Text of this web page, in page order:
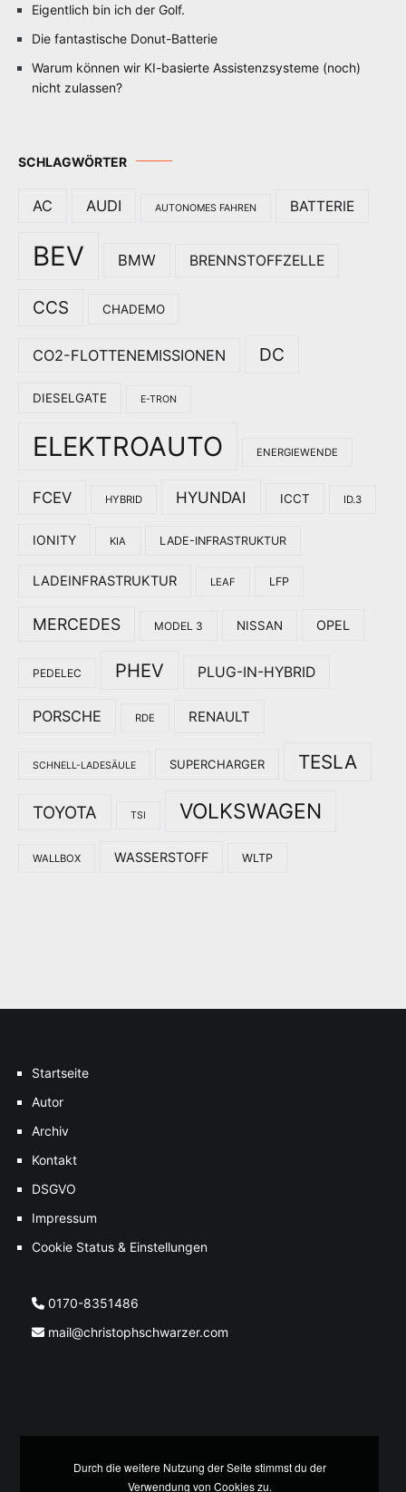
Eigentlich bin ich der Golf.
Die fantastische Donut-Batterie
Warum können wir KI-basierte Assistenzsysteme (noch)
nicht zulassen?
SCHLAGWÖRTER
AC AUDI AUTONOMES FAHREN BATTERIE
BEV BMW BRENNSTOFFZELLE
CCS CHADEMO
CO2-FLOTTENEMISSIONEN DC
DIESELGATE E-TRON
ELEKTROAUTO ENERGIEWENDE
FCEV HYBRID HYUNDAI ICCT ID.3
IONITY KIA LADE-INFRASTRUKTUR
LADEINFRASTRUKTUR LEAF LFP
MERCEDES MODEL 3 NISSAN OPEL
PEDELEC PHEV PLUG-IN-HYBRID
PORSCHE RDE RENAULT
SCHNELL-LADESÄULE SUPERCHARGER TESLA
TOYOTA TSI VOLKSWAGEN
WALLBOX WASSERSTOFF WLTP
Startseite
Autor
Archiv
Kontakt
DSGVO
Impressum
Cookie Status & Einstellungen
0170-8351486
mail@christophschwarzer.com
Durch die weitere Nutzung der Seite stimmst du der
Verwendung von Cookies zu.